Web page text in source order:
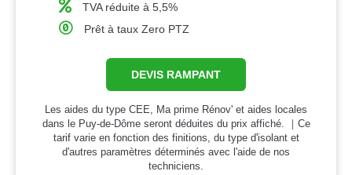
TVA réduite à 5,5%
Prêt à taux Zero PTZ
DEVIS RAMPANT
Les aides du type CEE, Ma prime Rénov' et aides locales
dans le Puy-de-Dôme seront déduites du prix affiché. ｜Ce
tarif varie en fonction des finitions, du type d'isolant et
d'autres paramètres déterminés avec l'aide de nos
techniciens.